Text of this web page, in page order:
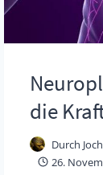
die
Durch
26.